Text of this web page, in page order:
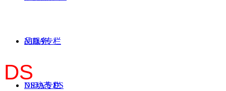
品服务
NIDA专栏
NIDA专栏
DS动态 DS
DS